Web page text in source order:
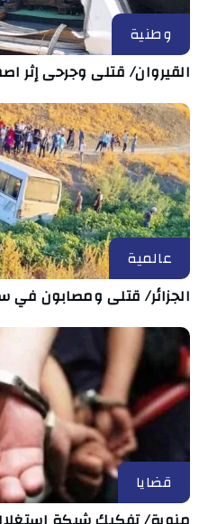
وطنية
القيروان/ قتلى وجرحى إثر
عالمية
الجزائر/ قتلى ومصابون في
قضايا